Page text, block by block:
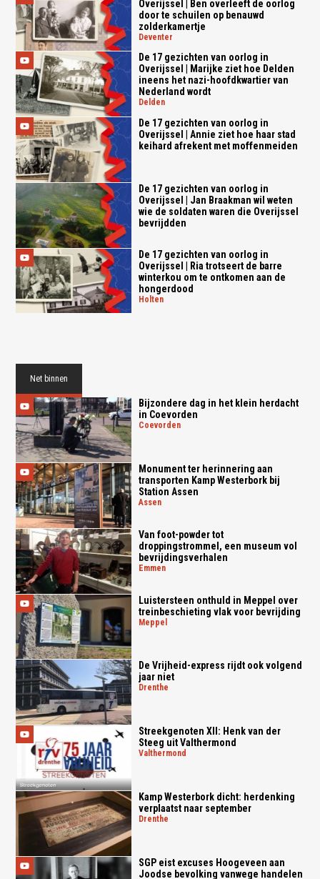
Overijssel | Ben overleeft de oorlog
door te schuilen op benauwd
zolderkamertje
deventer
De 17 gezichten van oorlog in
Overijssel | Marijke ziet hoe Delden
ineens het nazi-hoofdkwartier van
Nederland wordt
delden
De 17 gezichten van oorlog in
Overijssel | Annie ziet hoe haar stad
keihard afrekent met moffenmeiden
De 17 gezichten van oorlog in
Overijssel | Jan Braakman wil weten
wie de soldaten waren die Overijssel
bevrijdden
De 17 gezichten van oorlog in
Overijssel | Ria trotseert de barre
winterkou om te ontkomen aan de
hongerdood
holten
Net binnen
Bijzondere dag in het klein herdacht
in Coevorden
coevorden
Monument ter herinnering aan
transporten Kamp Westerbork bij
Station Assen
assen
Van foot-powder tot
droppingstrommel, een museum vol
bevrijdingsverhalen
emmen
Luistersteen onthuld in Meppel over
treinbeschieting vlak voor bevrijding
meppel
De Vrijheid-express rijdt ook volgend
jaar niet
drenthe
Streekgenoten XII: Henk van der
Steeg uit Valthermond
valthermond
Kamp Westerbork dicht: herdenking
verplaatst naar september
drenthe
SGP eist excuses Hoogeveen aan
Joodse bevolking vanwege handelen